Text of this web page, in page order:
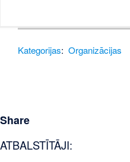
Kategorijas: Organizācijas
Share
ATBALSTĪTĀJI: